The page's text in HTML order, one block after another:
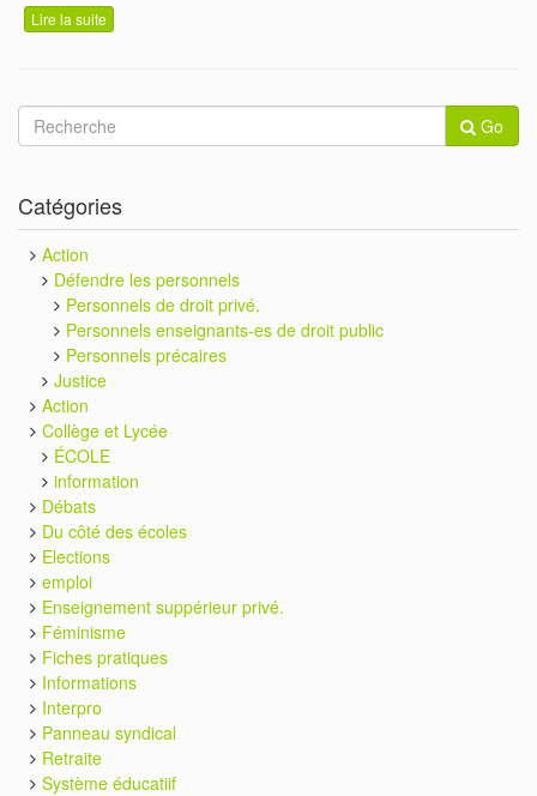
Lire la suite
Go
Catégories
Action
Défendre les personnels
Personnels de droit privé.
Personnels enseignants-es de droit public
Personnels précaires
Justice
Action
Collège et Lycée
ÉCOLE
information
Débats
Du côté des écoles
Elections
emploi
Enseignement suppérieur privé.
Féminisme
Fiches pratiques
Informations
Interpro
Panneau syndical
Retraite
Système éducatiif